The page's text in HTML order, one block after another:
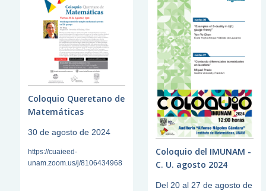
Coloquio Queretano de
Matemáticas
30 de agosto de 2024
https://cuaieed-
unam.zoom.us/j/8106434968
Coloquio del IMUNAM -
C. U. agosto 2024
Del 20 al 27 de agosto de